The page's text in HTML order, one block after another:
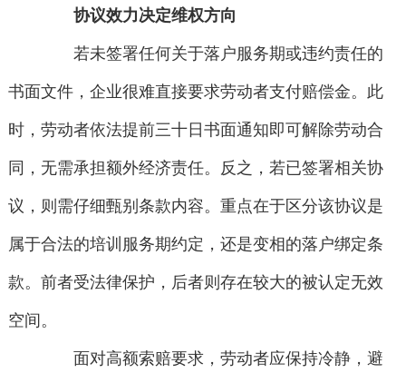
协议效力决定维权方向
若未签署任何关于落户服务期或违约责任的
书面文件，企业很难直接要求劳动者支付赔偿金。此
时，劳动者依法提前三十日书面通知即可解除劳动合
同，无需承担额外经济责任。反之，若已签署相关协
议，则需仔细甄别条款内容。重点在于区分该协议是
属于合法的培训服务期约定，还是变相的落户绑定条
款。前者受法律保护，后者则存在较大的被认定无效
空间。
面对高额索赔要求，劳动者应保持冷静，避